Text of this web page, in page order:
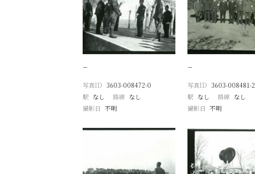
−
写真ID 3603-008472-0
駅 なし 路線 なし
撮影日 不明
−
写真ID 3603-008481-2
駅 なし 路線 なし
撮影日 不明